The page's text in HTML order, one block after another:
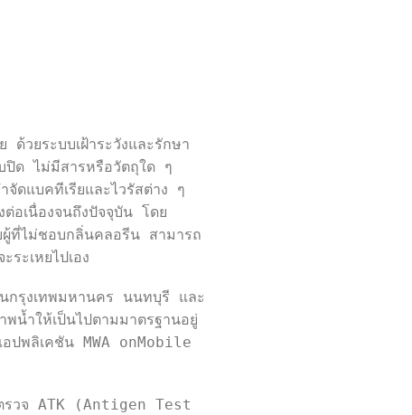
วยระบบเฝ้าระวังและรักษา
ปิด ไม่มีสารหรือวัตถุใด ๆ
ดแบคทีเรียและไวรัสต่าง ๆ
อเนื่องจนถึงปัจจุบัน โดย
ที่ไม่ชอบกลิ่นคลอรีน สามารถ
ระเหยไปเอง
กรุงเทพมหานคร นนทบุรี และ
ำให้เป็นไปตามมาตรฐานอยู่
พลิเคชัน MWA onMobile
ตรวจ ATK (Antigen Test